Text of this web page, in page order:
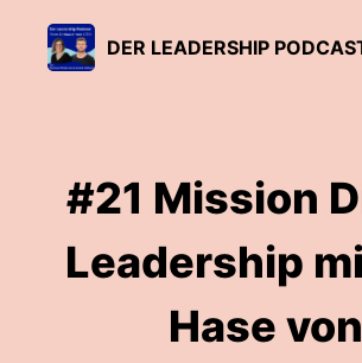
DER LEADERSHIP
#21 Mission
Leadership
Hase von